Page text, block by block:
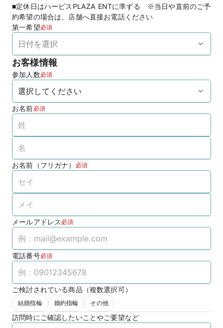
■定休日はハービスPLAZA ENTに準ずる　※当日や直前のご予
約希望の場合は、店舗へ直接お電話ください
第一希望必須
お客様情報
参加人数必須
お名前必須
お名前（フリガナ） 必須
メールアドレス 必須
電話番号必須
ご検討されている商品（複数選択可）
結婚指輪 婚約指輪 その他
訪問時にご確認したいことやご要望など